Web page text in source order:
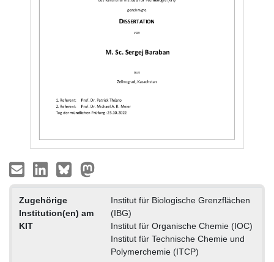
Zugehörige
Institution(en) am
KIT
Institut für Biologische Grenzflächen
(IBG)
Institut für Organische Chemie (IOC)
Institut für Technische Chemie und
Polymerchemie (ITCP)